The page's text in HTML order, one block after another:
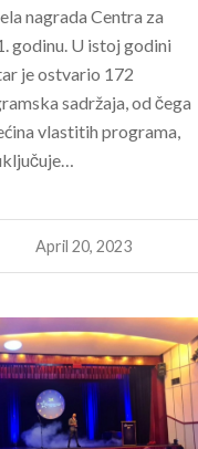
nagrada Centra za
godinu. U istoj godini
je ostvario 172
sadržaja, od čega
vlastitih programa,
April 20, 2023